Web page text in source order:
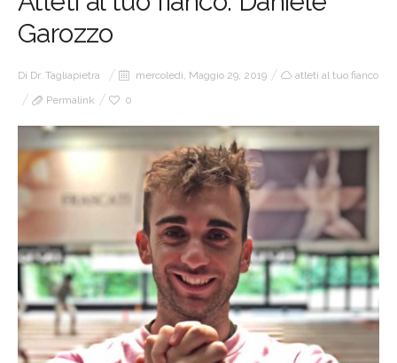
Garozzo
Di Dr. Tagliapietra mercoledì, Maggio 29, 2019
atleti al tuo fianco
Permalink
0